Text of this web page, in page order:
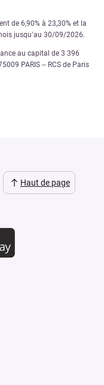
de 6,90% à 23,30% et la
jusqu’au 30/09/2026.
au capital de 3 396
PARIS – RCS de Paris
Haut de page